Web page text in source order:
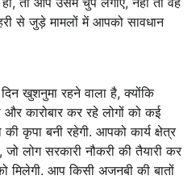
से जुड़े मामलों में आपको सावधान
खुशनुमा रहने वाला है, क्योंकि
और कारोबार कर रहे लोगों को कई
कृपा बनी रहेगी. आपको कार्य क्षेत्र
लोग सरकारी नौकरी की तैयारी कर
मिलेगी. आप किसी अजनबी की बातों